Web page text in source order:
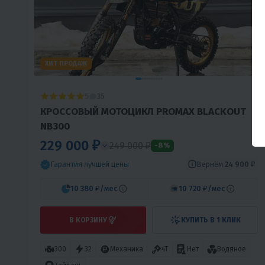
ХИТ ПРОДАЖ
КРОССОВЫЙ МОТОЦИКЛ PROMAX BLACKOUT
NB300
229 000 ₽ 249 000 ₽ -8%
Гарантия лучшей цены Вернём 24 900 ₽
10 380 ₽ /мес 10 720 ₽ /мес
В КОРЗИНУ КУПИТЬ В 1 КЛИК
300 32 Механика 4T Нет
Водяное